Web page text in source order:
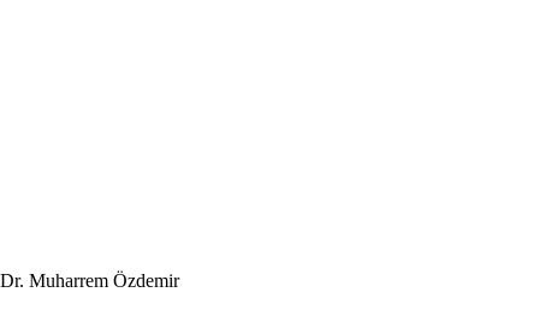
Dr. Muharrem Özdemir